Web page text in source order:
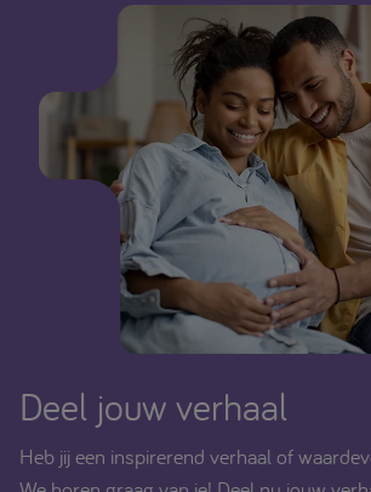
Deel jouw verhaal
Heb jij een inspirerend verhaal of